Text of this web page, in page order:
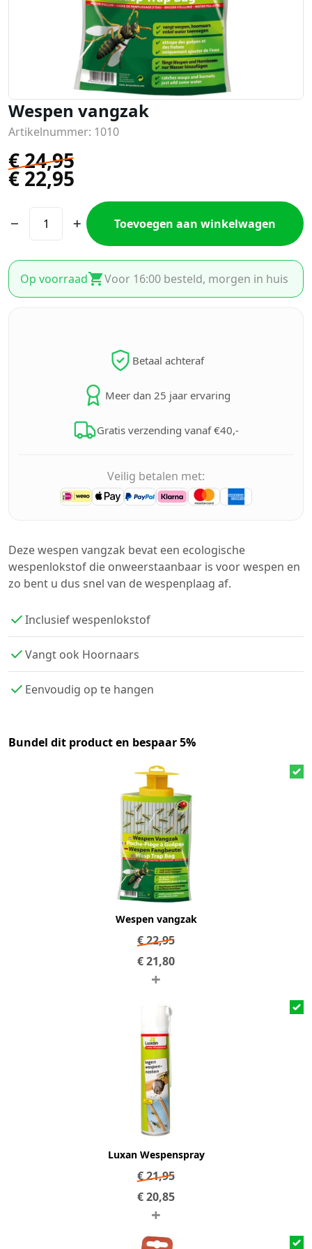
Wespen vangzak
Artikelnummer: 1010
€24,95
€ 22,95
Toevoegen aan winkelwagen
Op voorraad Voor 16:00 besteld, morgen in huis
Betaal achteraf
Meer dan 25 jaar ervaring
Gratis verzending vanaf €40,-
Veilig betalen met:
Deze wespen vangzak bevat een ecologische
wespenlokstof die onweerstaanbaar is voor wespen en
zo bent u dus snel van de wespenplaag af.
Inclusief wespenlokstof
Vangt ook Hoornaars
Eenvoudig op te hangen
Bundel dit product en bespaar 5%
Wespen vangzak
€22,95
€21,80
+
Luxan Wespenspray
€21,95
€20,85
+